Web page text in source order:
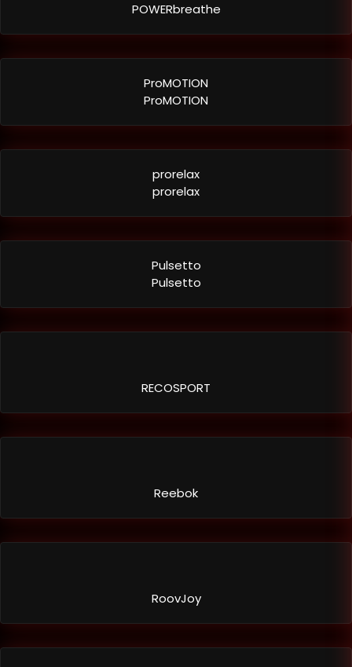
POWERbreathe
ProMOTION
ProMOTION
prorelax
prorelax
Pulsetto
Pulsetto
RECOSPORT
Reebok
RoovJoy